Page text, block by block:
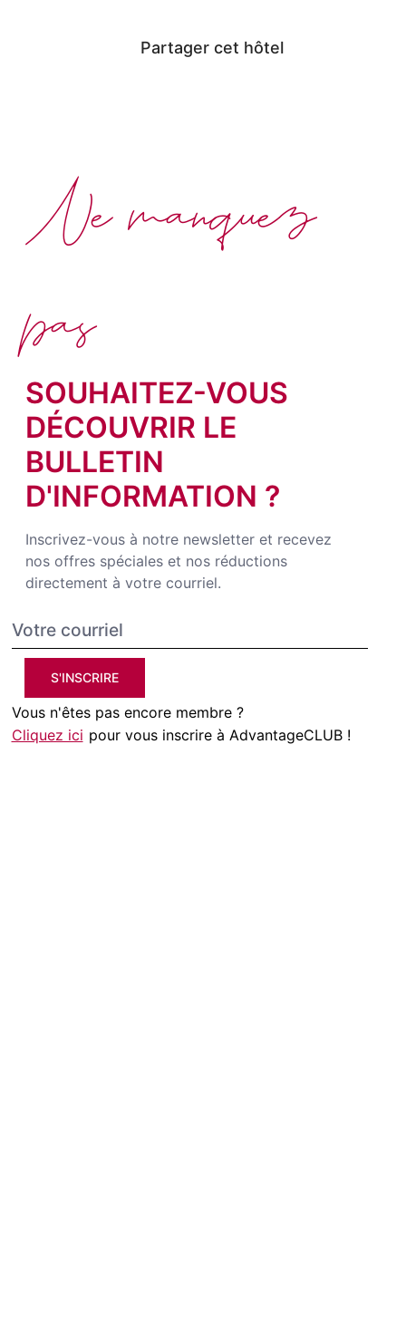
Partager cet hôtel
SOUHAITEZ-VOUS
DÉCOUVRIR LE
BULLETIN
D'INFORMATION ?
Inscrivez-vous à notre newsletter et recevez
nos offres spéciales et nos réductions
directement à votre courriel.
S'INSCRIRE
Vous n'êtes pas encore membre ?
Cliquez ici pour vous inscrire à AdvantageCLUB !
Ne manquez
pas